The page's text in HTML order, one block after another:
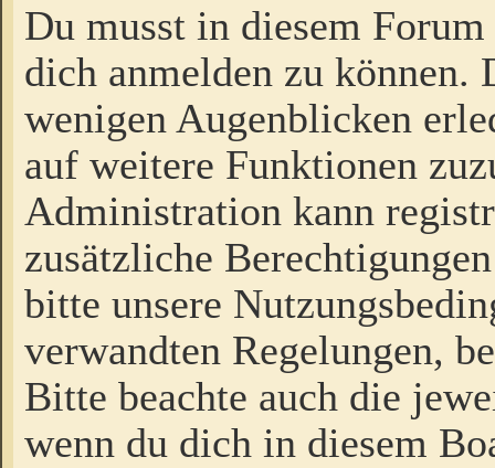
Du musst in diesem
dich anmelden zu
wenigen Augenblicken
auf weitere Funktionen
Administration kann
zusätzliche
bitte unsere
verwandten Regelungen,
Bitte beachte auch die
wenn du dich in diesem